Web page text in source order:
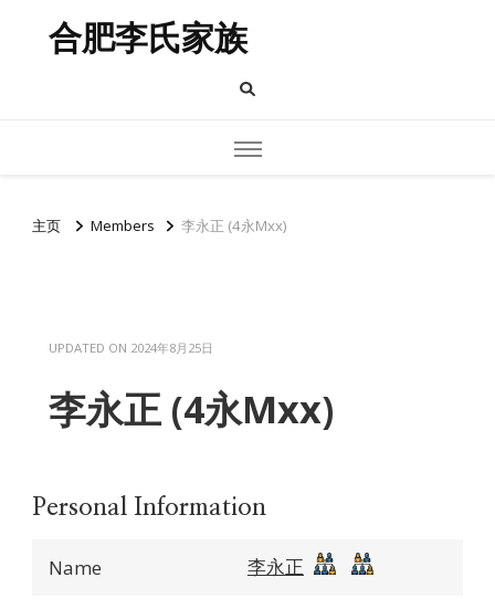
合肥李氏家族
主页 Members 李永正 (4永Mxx)
UPDATED ON 2024年8月25日
李永正 (4永Mxx)
Personal Information
Name 李永正